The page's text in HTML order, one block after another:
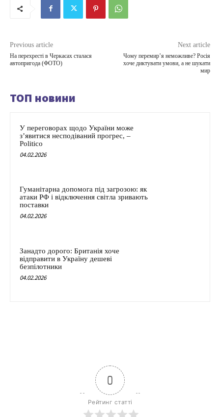
Previous article
На перехресті в Черкасах сталася
автопригода (ФОТО)
Next article
Чому перемир’я неможливе? Росія
хоче диктувати умови, а не шукати
мир
ТОП новини
У переговорах щодо України може
з’явитися несподіваний прогрес, –
Politico
04.02.2026
Гуманітарна допомога під загрозою: як
атаки РФ і відключення світла зривають
поставки
04.02.2026
Занадто дорого: Британія хоче
відправити в Україну дешеві
безпілотники
04.02.2026
0
Рейтинг статті